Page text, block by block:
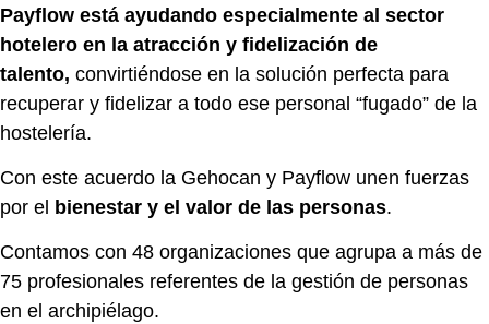
Payflow está ayudando especialmente al sector
hotelero en la atracción y fidelización de
talento, convirtiéndose en la solución perfecta para
recuperar y fidelizar a todo ese personal “fugado” de la
hostelería.
Con este acuerdo la Gehocan y Payflow unen fuerzas
por el bienestar y el valor de las personas.
Contamos con 48 organizaciones que agrupa a más de
75 profesionales referentes de la gestión de personas
en el archipiélago.